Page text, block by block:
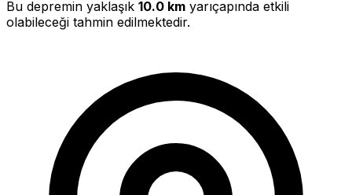
Bu depremin yaklaşık 10.0 km yarıçapında etkili
olabileceği tahmin edilmektedir.